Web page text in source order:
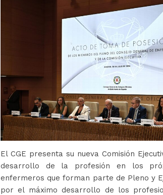
El CGE presenta su nueva Comisión
desarrollo de la profesión en los
enfermeros que forman parte de Pleno y
por el máximo desarrollo de los